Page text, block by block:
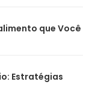
que Você
Estratégias